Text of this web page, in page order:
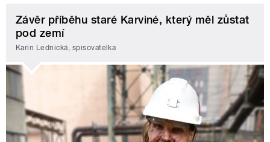
Závěr příběhu staré Karviné, který měl zůstat
pod zemí
Karin Lednická, spisovatelka